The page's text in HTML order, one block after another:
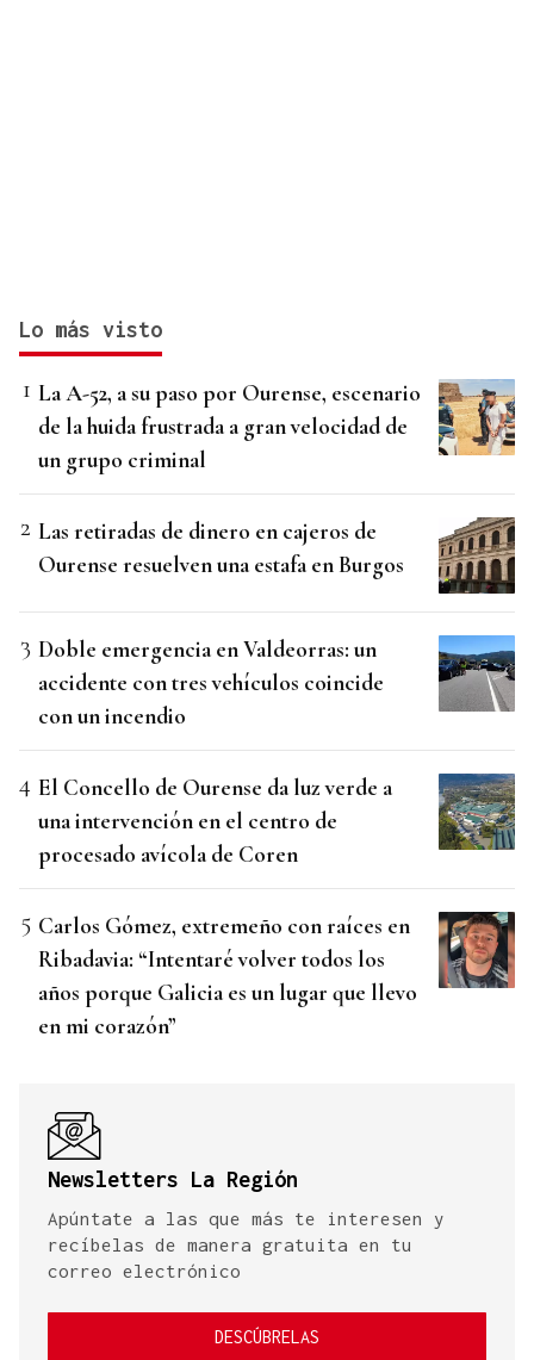
Lo más visto
La A-52, a su paso por Ourense, escenario
de la huida frustrada a gran velocidad de
un grupo criminal
Las retiradas de dinero en cajeros de
Ourense resuelven una estafa en Burgos
Doble emergencia en Valdeorras: un
accidente con tres vehículos coincide
con un incendio
El Concello de Ourense da luz verde a
una intervención en el centro de
procesado avícola de Coren
Carlos Gómez, extremeño con raíces en
Ribadavia: “Intentaré volver todos los
años porque Galicia es un lugar que llevo
en mi corazón”
Newsletters La Región
Apúntate a las que más te interesen y
recíbelas de manera gratuita en tu
correo electrónico
DESCÚBRELAS